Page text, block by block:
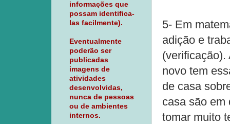
5- Em
adição e
(verificação).
novo tem
de casa
casa são em
tomar muito
informações que
possam identifica-
las facilmente).
Eventualmente
poderão ser
publicadas
imagens de
atividades
desenvolvidas,
nunca de pessoas
ou de ambientes
internos.